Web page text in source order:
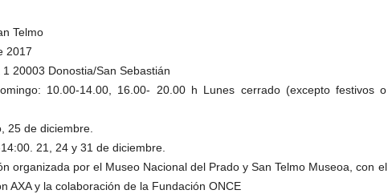
Telmo
2017
20003 Donostia/San Sebastián
10.00-14.00, 16.00- 20.00 h Lunes cerrado (excepto festivos o
25 de diciembre.
21, 24 y 31 de diciembre.
organizada por el Museo Nacional del Prado y San Telmo Museoa, con el
AXA y la colaboración de la Fundación ONCE